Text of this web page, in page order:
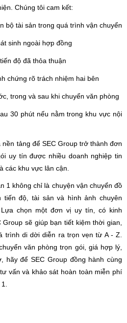
Chúng tôi cam kết:
bộ tài sản trong quá trình vận chuyển
sinh ngoài hợp đồng
độ đã thỏa thuận
chứng rõ trách nhiệm hai bên
trong và sau khi chuyển văn phòng
30 phút nếu nằm trong khu vực nội
tảng để SEC Group trở thành đơn
uy tín được nhiều doanh nghiệp tin
các khu vực lân cận.
1 không chỉ là chuyện vận chuyển đồ
tiến độ, tài sản và hình ảnh chuyên
chọn một đơn vị uy tín, có kinh
sẽ giúp bạn tiết kiệm thời gian,
trình di dời diễn ra trọn vẹn từ A - Z.
văn phòng trọn gói, giá hợp lý,
hãy để SEC Group đồng hành cùng
vấn và khảo sát hoàn toàn miễn phí